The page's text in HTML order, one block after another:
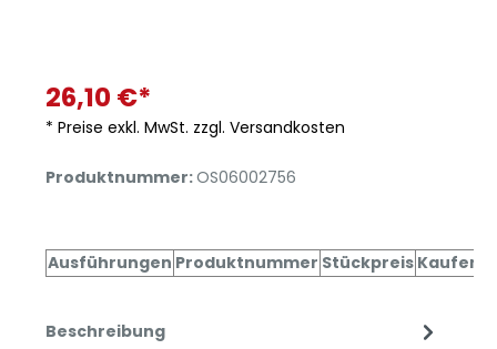
26,10 €*
* Preise exkl. MwSt. zzgl. Versandkosten
Produktnummer:OS06002756
Ausführungen Produktnummer Stückpreis Kaufen
Beschreibung